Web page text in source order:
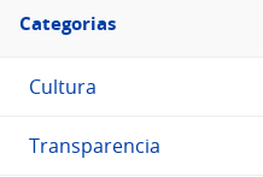
Filtro
Categorias
Categorias
Cultura
Transparencia